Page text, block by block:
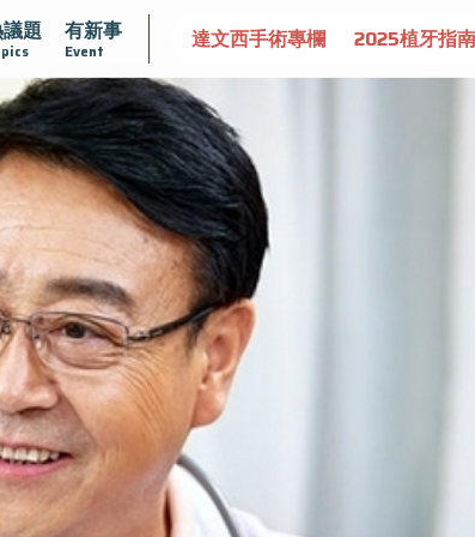
題 有新事
Event
達文西手術專欄 2025植牙指南 漸凍不孤單